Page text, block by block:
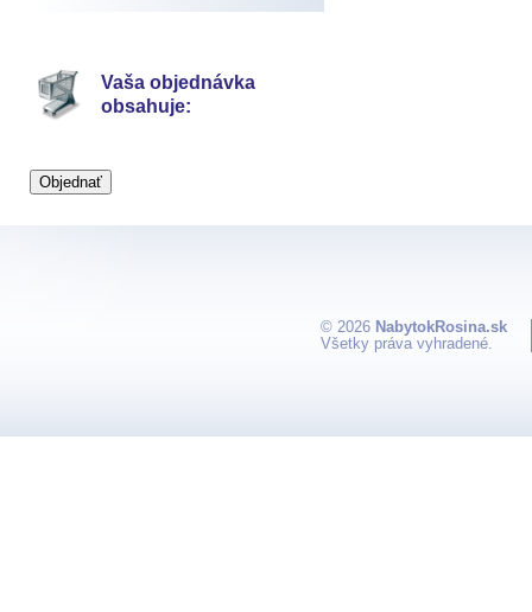
Vaša objednávka
obsahuje:
© 2026 NabytokRosina.sk
Všetky práva vyhradené.